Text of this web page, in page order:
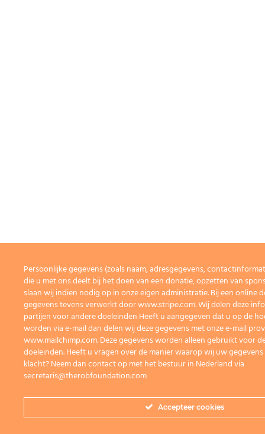
Persoonlijke gegevens (zoals naam, adresgegevens,
die u met ons deelt bij het doen van een donatie, opzetten van
slaan wij indien nodig op in onze eigen administratie. Bij een online
gegevens tevens verwerkt door www.stripe.com. Wij delen deze
partijen voor andere doeleinden Heeft u aangegeven dat u op de
worden via e-mail dan delen wij deze gegevens met onze e-mail
www.mailchimp.com. Deze gegevens worden alleen gebruikt voor
doeleinden. Heeft u vragen over de manier waarop wij uw
klacht? Neem dan contact op met het bestuur in Nederland via
secretaris@therobfoundation.com
Accepteer cookies